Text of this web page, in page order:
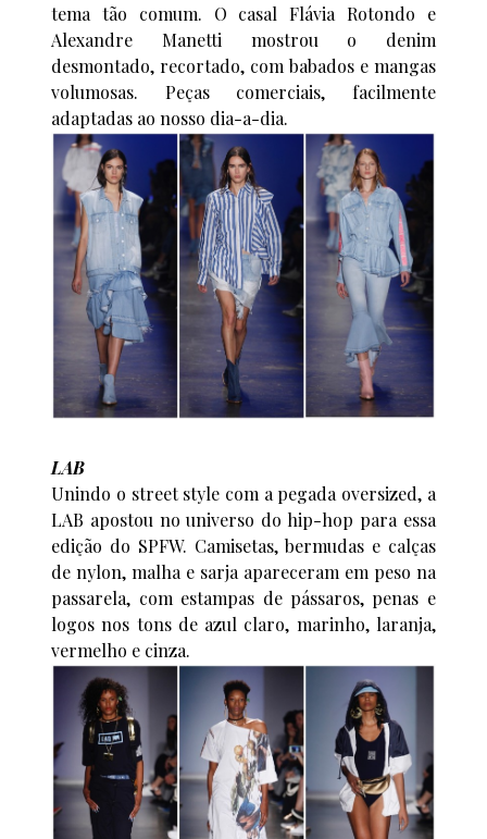
tema tão comum. O casal Flávia Rotondo e
Alexandre Manetti mostrou o denim
desmontado, recortado, com babados e mangas
volumosas. Peças comerciais, facilmente
adaptadas ao nosso dia-a-dia.
LAB
Unindo o street style com a pegada oversized, a
LAB apostou no universo do hip-hop para essa
edição do SPFW. Camisetas, bermudas e calças
de nylon, malha e sarja apareceram em peso na
passarela, com estampas de pássaros, penas e
logos nos tons de azul claro, marinho, laranja,
vermelho e cinza.